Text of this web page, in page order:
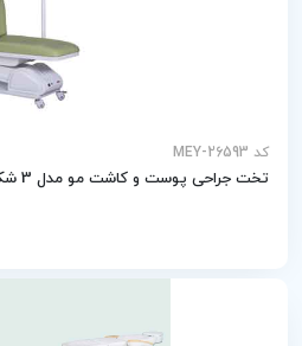
کد MEY-26593
تخت جراحی پوست و کاشت مو مدل 3 شکن برقی